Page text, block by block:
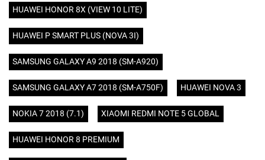
HUAWEI HONOR 8X (VIEW 10 LITE)
HUAWEI P SMART PLUS (NOVA 3I)
SAMSUNG GALAXY A9 2018 (SM-A920)
SAMSUNG GALAXY A7 2018 (SM-A750F) HUAWEI NOVA 3
NOKIA 7 2018 (7.1) XIAOMI REDMI NOTE 5 GLOBAL
HUAWEI HONOR 8 PREMIUM